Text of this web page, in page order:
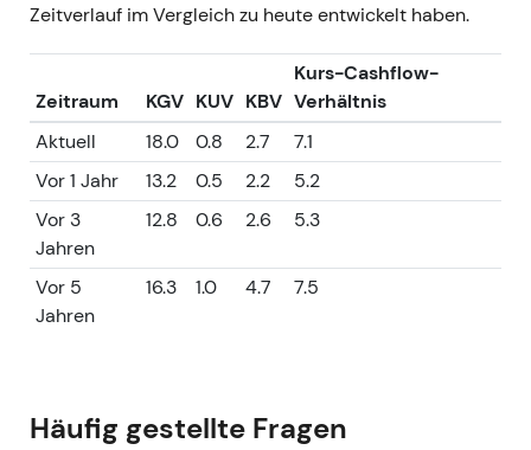
Zeitverlauf im Vergleich zu heute entwickelt haben.
Zeitraum KGV KUV KBV
Kurs-Cashflow-
Verhältnis
Aktuell
18.0 0.8 2.7
7.1
Vor 1 Jahr
13.2 0.5 2.2
5.2
Vor 3
Jahren
12.8 0.6 2.6 5.3
Vor 5
Jahren
16.3 1.0 4.7 7.5
Häufig gestellte Fragen